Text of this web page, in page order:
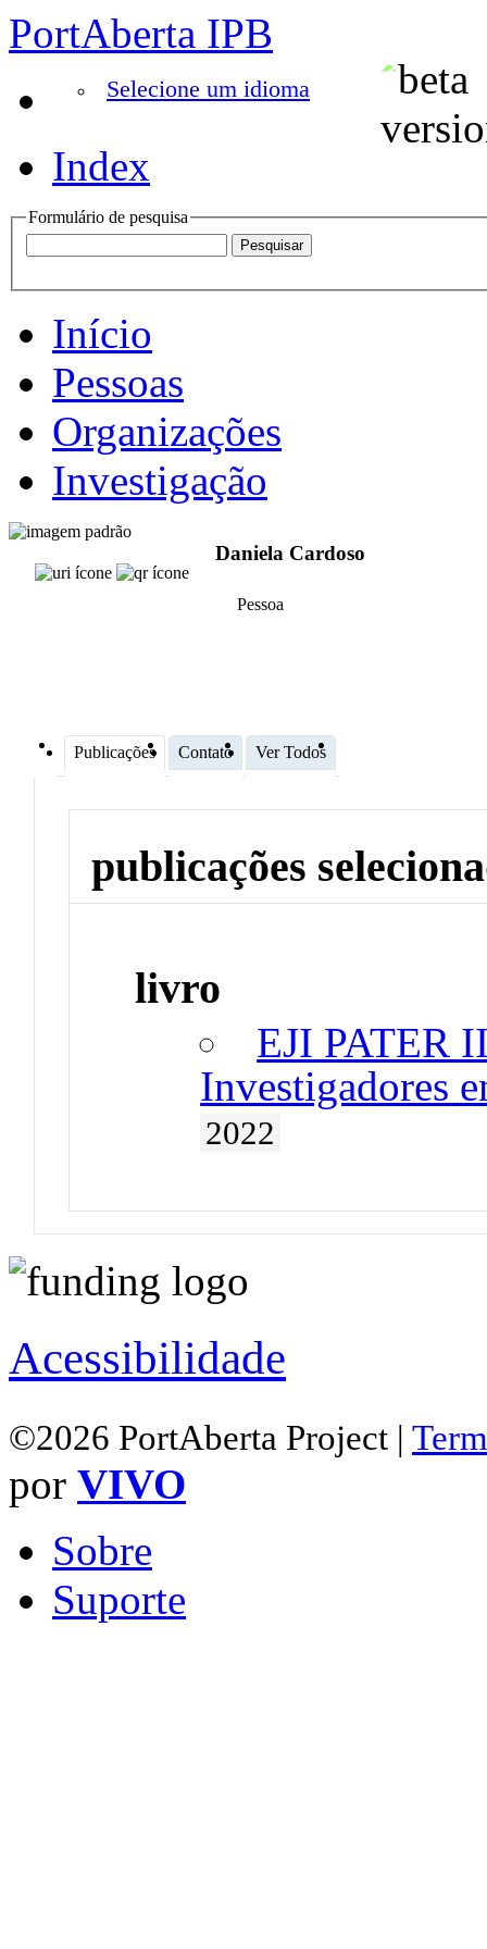
PortAberta IPB
Selecione um idioma
Index
Formulário de pesquisa
Início
Pessoas
Organizações
Investigação
Daniela Cardoso
Pessoa
Publicações Contato Ver Todos
publicações
livro
EJI PATER
Investigadores
2022
Acessibilidade
©2026 PortAberta Project |
por VIVO
Sobre
Suporte